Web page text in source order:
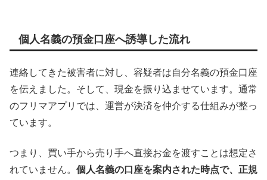
個人名義の預金口座へ誘導した流れ
連絡してきた被害者に対し、容疑者は自分名義の預金口座
を伝えました。そして、現金を振り込ませています。通常
のフリマアプリでは、運営が決済を仲介する仕組みが整っ
ています。
つまり、買い手から売り手へ直接お金を渡すことは想定さ
れていません。 個人名義の口座を案内された時点で、正規